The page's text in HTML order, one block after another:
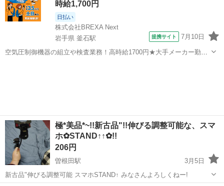
時給1,700円
日払い
株式会社BREXA Next
岩手県 釜石駅
提携サイト 7月10日
空気圧制御機器の組立や検査業務！高時給1700円★大手メーカー勤
極*美品*~!!新古品"!!伸びる調整可能な、スマ
ホ✿STAND↑↑✿!!
206円
曽根田駅
3月5日
新古品"伸びる調整可能 スマホSTAND↑ みなさんよろしくねー!